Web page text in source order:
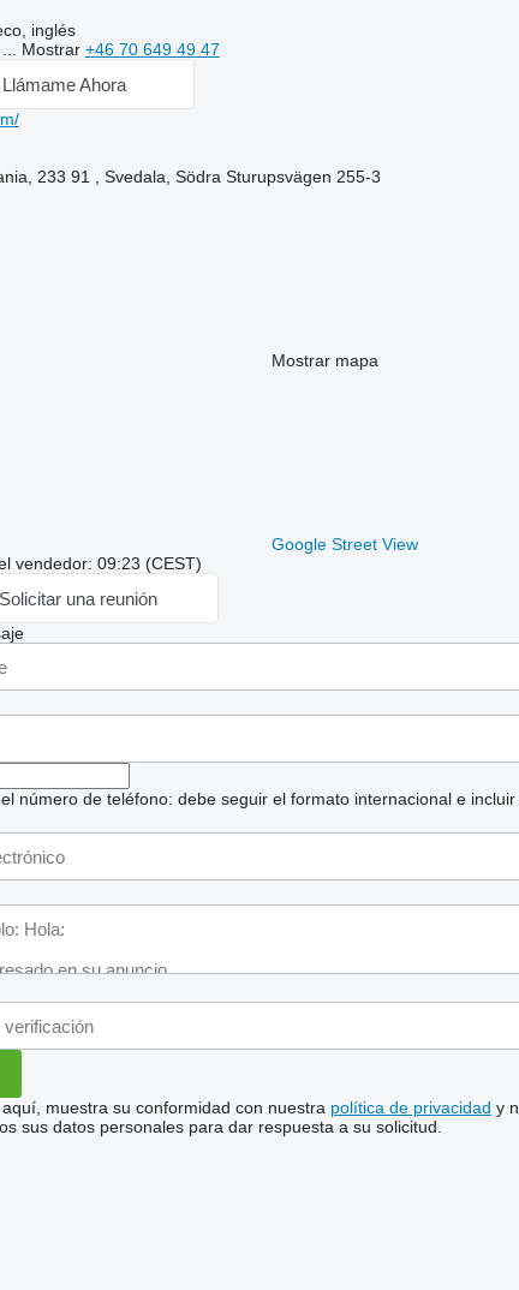
inglés
Mostrar +46 70 649 49 47
Llámame Ahora
233 91 , Svedala, Södra Sturupsvägen 255-3
Mostrar mapa
Google Street View
vendedor: 09:23 (CEST)
Solicitar una reunión
número de teléfono: debe seguir el formato internacional e incluir
muestra su conformidad con nuestra política de privacidad y
sus datos personales para dar respuesta a su solicitud.